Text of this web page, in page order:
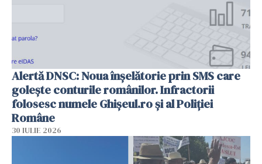
Alertă DNSC: Noua înșelătorie prin SMS care
golește conturile românilor. Infractorii
folosesc numele Ghișeul.ro și al Poliției
Române
30 IULIE 2026